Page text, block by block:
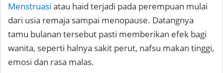
Menstruasi atau haid terjadi pada perempuan mulai
dari usia remaja sampai menopause. Datangnya
tamu bulanan tersebut pasti memberikan efek bagi
wanita, seperti halnya sakit perut, nafsu makan tinggi,
emosi dan rasa malas.